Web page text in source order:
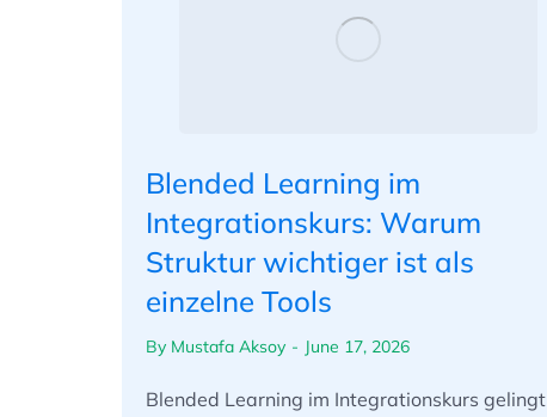
Blended Learning im
Integrationskurs: Warum
Struktur wichtiger ist als
einzelne Tools
By Mustafa Aksoy June 17, 2026
Blended Learning im Integrationskurs gelingt